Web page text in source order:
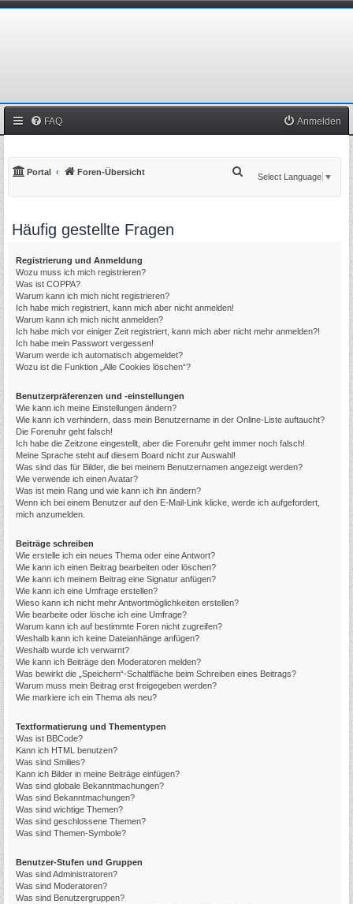
FAQ Anmelden
Portal Foren-Übersicht
Select Language ▼
Häufig gestellte Fragen
Registrierung und Anmeldung
Wozu muss ich mich registrieren?
Was ist COPPA?
Warum kann ich mich nicht registrieren?
Ich habe mich registriert, kann mich aber nicht anmelden!
Warum kann ich mich nicht anmelden?
Ich habe mich vor einiger Zeit registriert, kann mich aber nicht mehr anmelden?!
Ich habe mein Passwort vergessen!
Warum werde ich automatisch abgemeldet?
Wozu ist die Funktion „Alle Cookies löschen“?
Benutzerpräferenzen und -einstellungen
Wie kann ich meine Einstellungen ändern?
Wie kann ich verhindern, dass mein Benutzername in der Online-Liste auftaucht?
Die Forenuhr geht falsch!
Ich habe die Zeitzone eingestellt, aber die Forenuhr geht immer noch falsch!
Meine Sprache steht auf diesem Board nicht zur Auswahl!
Was sind das für Bilder, die bei meinem Benutzernamen angezeigt werden?
Wie verwende ich einen Avatar?
Was ist mein Rang und wie kann ich ihn ändern?
Wenn ich bei einem Benutzer auf den E-Mail-Link klicke, werde ich aufgefordert,
mich anzumelden.
Beiträge schreiben
Wie erstelle ich ein neues Thema oder eine Antwort?
Wie kann ich einen Beitrag bearbeiten oder löschen?
Wie kann ich meinem Beitrag eine Signatur anfügen?
Wie kann ich eine Umfrage erstellen?
Wieso kann ich nicht mehr Antwortmöglichkeiten erstellen?
Wie bearbeite oder lösche ich eine Umfrage?
Warum kann ich auf bestimmte Foren nicht zugreifen?
Weshalb kann ich keine Dateianhänge anfügen?
Weshalb wurde ich verwarnt?
Wie kann ich Beiträge den Moderatoren melden?
Was bewirkt die „Speichern“-Schaltfläche beim Schreiben eines Beitrags?
Warum muss mein Beitrag erst freigegeben werden?
Wie markiere ich ein Thema als neu?
Textformatierung und Thementypen
Was ist BBCode?
Kann ich HTML benutzen?
Was sind Smilies?
Kann ich Bilder in meine Beiträge einfügen?
Was sind globale Bekanntmachungen?
Was sind Bekanntmachungen?
Was sind wichtige Themen?
Was sind geschlossene Themen?
Was sind Themen-Symbole?
Benutzer-Stufen und Gruppen
Was sind Administratoren?
Was sind Moderatoren?
Was sind Benutzergruppen?